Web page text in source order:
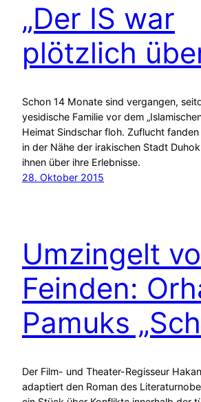
„Der IS war
plötzlich
Schon 14 Monate sind vergangen,
yesidische Familie vor dem
Heimat Sindschar floh. Zuflucht
in der Nähe der irakischen Stadt
ihnen über ihre Erlebnisse.
28. Oktober 2015
Umzingelt
Feinden:
Pamuks
Der Film- und Theater-Regisseur
adaptiert den Roman des